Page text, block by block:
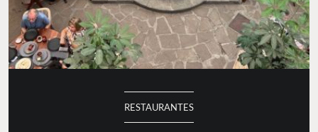
RESTAURANTES